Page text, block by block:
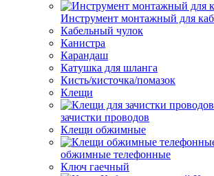
Инструмент монтажный для
Кабельный чулок
Канистра
Карандаш
Катушка для шланга
Кисть/кисточка/помазок
Клещи
зачистки проводов
Клещи обжимные
обжимные телефонные
Ключ гаечный